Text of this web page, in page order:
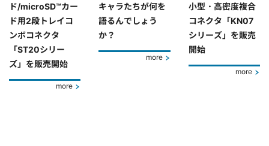
ド/microSD™カー
ド用2段トレイコ
ンボコネクタ
「ST20シリー
ズ」を販売開始
more
キャラたちが何を
語るんでしょう
か？
more
小型・高密度複合
コネクタ「KN07
シリーズ」を販売
開始
more